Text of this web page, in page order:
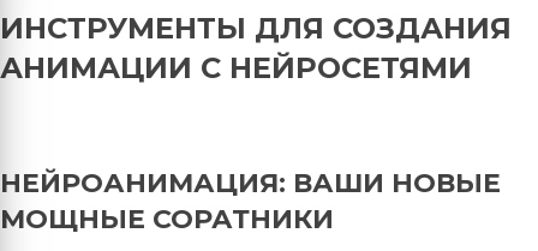
ИНСТРУМЕНТЫ ДЛЯ СОЗДАНИЯ
АНИМАЦИИ С НЕЙРОСЕТЯМИ
НЕЙРОАНИМАЦИЯ: ВАШИ НОВЫЕ
МОЩНЫЕ СОРАТНИКИ